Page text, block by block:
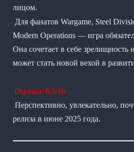
лицом.
Для фанатов Wargame, Steel
Modern Operations — игра
Она сочетает в себе зрелищность
может стать новой вехой в
Оценка: 8.5/10
Перспективно, увлекательно,
релиза в июне 2025 года.